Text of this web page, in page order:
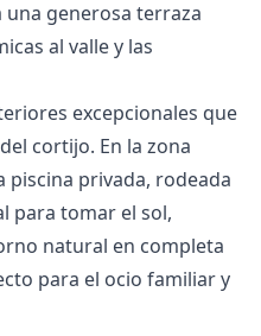
una generosa terraza
al valle y las
excepcionales que
cortijo. En la zona
piscina privada, rodeada
para tomar el sol,
natural en completa
para el ocio familiar y